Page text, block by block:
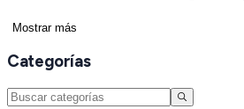
Mostrar más
Categorías